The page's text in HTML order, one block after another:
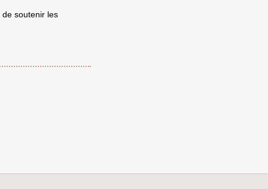
de soutenir les